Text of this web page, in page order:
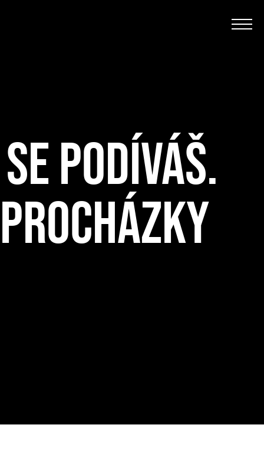
PODÍVÁŠ.